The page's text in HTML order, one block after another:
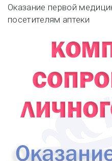
по
записям
Оказание первой
посетителям аптеки